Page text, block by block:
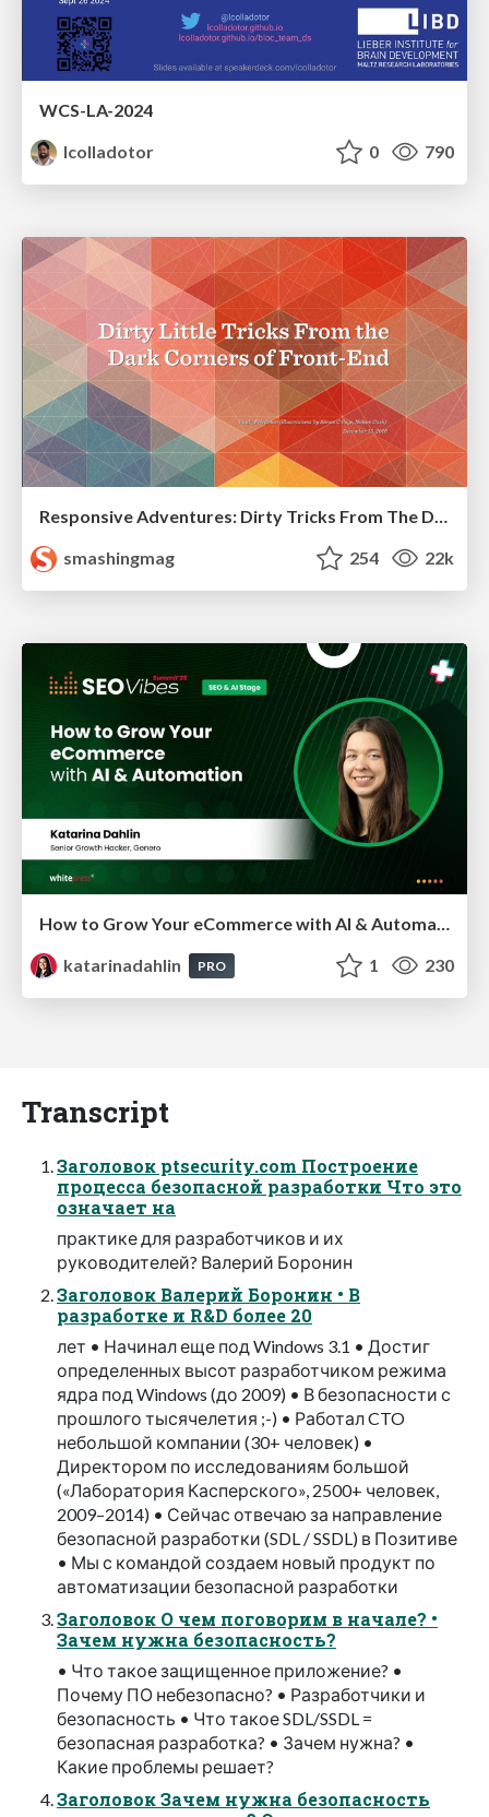
WCS-LA-2024
lcolladotor
0 790
Responsive Adventures: Dirty Tricks From The Dark Corners of Front-End
smashingmag
254 22k
katarinadahlin
PRO 1 230
Transcript
Заголовок ptsecurity.com Построение
процесса безопасной разработки Что это
означает на
практике для разработчиков и их
руководителей? Валерий Боронин
Заголовок Валерий Боронин • В
разработке и R&D более 20
лет • Начинал еще под Windows 3.1 • Достиг
определенных высот разработчиком режима
ядра под Windows (до 2009) • В безопасности с
прошлого тысячелетия ;-) • Работал CTO
небольшой компании (30+ человек) •
Директором по исследованиям большой
(«Лаборатория Касперского», 2500+ человек,
2009–2014) • Сейчас отвечаю за направление
безопасной разработки (SDL / SSDL) в Позитиве
• Мы с командой создаем новый продукт по
автоматизации безопасной разработки
Заголовок О чем поговорим в начале? •
Зачем нужна безопасность?
• Что такое защищенное приложение? •
Почему ПО небезопасно? • Разработчики и
безопасность • Что такое SDL/SSDL =
безопасная разработка? • Зачем нужна? •
Какие проблемы решает?
Заголовок Зачем нужна безопасность